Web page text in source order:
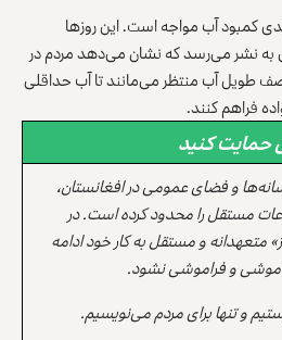
کمبود آب مواجه است. این روزها
به نشر می‌رسد که نشان می‌دهد مردم در
طویل آب منتظر می‌مانند تا آب حداقلی
فراهم کنند.
حمایت کنید
و فضای عمومی در افغانستان،
مستقل را محدود کرده است. در
متعهدانه و مستقل به کار خود ادامه
و فراموشی نشود.
و تنها برای مردم می‌نویسیم.